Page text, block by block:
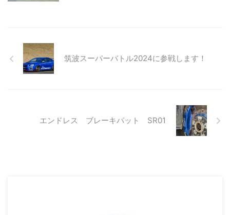
筑波スーパーバトル2024に参戦します！
エンドレス ブレーキパット SR01